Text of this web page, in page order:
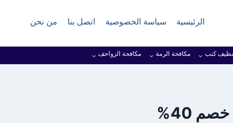
الرئيسية سياسة الخصوصية اتصل بنا من نحن
كنب مكافحة الرمة مكافحة الزواحف
40%